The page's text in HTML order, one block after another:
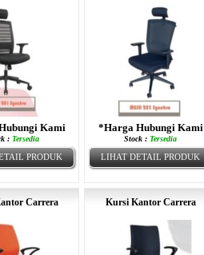
Kami
: Tersedia
PRODUK
*Harga Hubungi Kami
Stock : Tersedia
LIHAT DETAIL PRODUK
Carrera Kursi Kantor Carrera